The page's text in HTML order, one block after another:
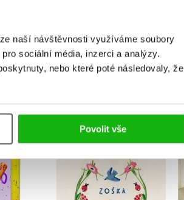
naší návštěvnosti využíváme soubory
sociální média, inzerci a analýzy.
nebo které poté následovaly, že
Povolit vše
musel
vydání
Koukol
Zoska Papuzanka